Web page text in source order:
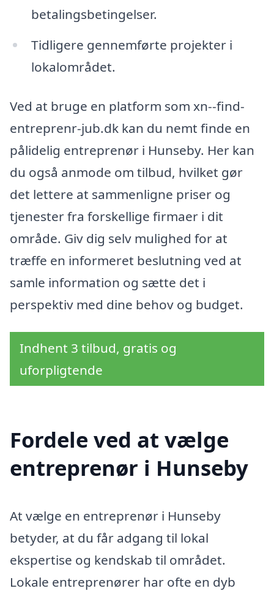
betalingsbetingelser.
Tidligere gennemførte projekter i
lokalområdet.
Ved at bruge en platform som xn--find-
entreprenr-jub.dk kan du nemt finde en
pålidelig entreprenør i Hunseby. Her kan
du også anmode om tilbud, hvilket gør
det lettere at sammenligne priser og
tjenester fra forskellige firmaer i dit
område. Giv dig selv mulighed for at
træffe en informeret beslutning ved at
samle information og sætte det i
perspektiv med dine behov og budget.
Indhent 3 tilbud, gratis og
uforpligtende
Fordele ved at vælge
entreprenør i Hunseby
At vælge en entreprenør i Hunseby
betyder, at du får adgang til lokal
ekspertise og kendskab til området.
Lokale entreprenører har ofte en dyb